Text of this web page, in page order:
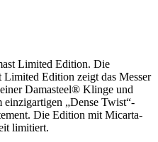
Limited Edition. Die
Edition zeigt das Messer
Damasteel® Klinge und
„Dense Twist“-
Die Edition mit Micarta-
limitiert.